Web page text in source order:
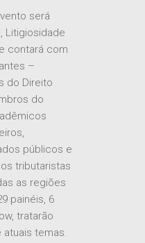
será
Litigiosidade
contará com
–
do Direito
do
públicos e
tributaristas
as regiões
painéis, 6
tratarão
temas.